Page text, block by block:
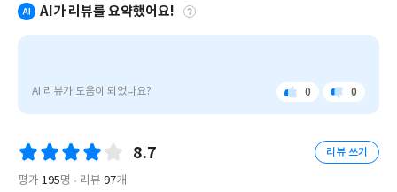
화화하기에 딱이다." -《더 필름 스테이지》
SF 장편소설 『미키7』이 황금가지에서 출간되었다. 죽더라도 끊
의 일곱 번째 삶을 소재로 SF의 재미와 철학적 주제를 잘 담아냈다
는 평가를 받은 작품이다. 먼 미래, 끊임없이 전 우주로 영역을 확장
해 나가던 인류가 새로운 행성 '니플하임'을 개척하려 하지만, 공격
AI가 리뷰를 요약했어요!
워
턴
의
AI 리뷰가 도움이 되었나요?
좋
아
0
아
쉬
요
0
8.7
평가 195명 리뷰 97개
리뷰 쓰기